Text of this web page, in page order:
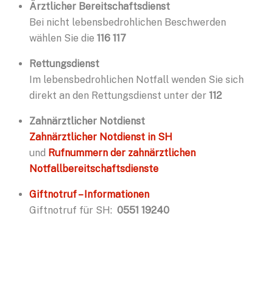
Ärztlicher Bereitschaftsdienst
Bei nicht lebensbedrohlichen Beschwerden
wählen Sie die 116 117
Rettungsdienst
Im lebensbedrohlichen Notfall wenden Sie sich
direkt an den Rettungsdienst unter der 112
Zahnärztlicher Notdienst
Zahnärztlicher Notdienst in SH
und Rufnummern der zahnärztlichen
Notfallbereitschaftsdienste
Giftnotruf – Informationen
Giftnotruf für SH: 0551 19240